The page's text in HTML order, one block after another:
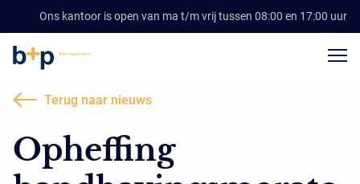
Ons kantoor is open van ma t/m vrij tussen 08:00 en 17:00 uur
Terug naar nieuws
Opheffing